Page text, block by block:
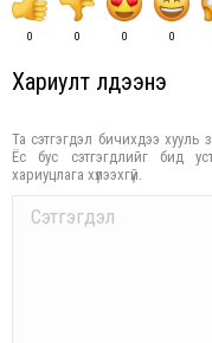
0 0 0 0
Хариулт үлдээнэ үү
Та сэтгэгдэл бичихдээ хууль
Ёс бус сэтгэгдлийг бид
хариуцлага хүлээхгүй.
Comment